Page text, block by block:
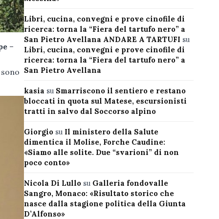
–
Libri, cucina, convegni e prove cinofile di
ricerca: torna la “Fiera del tartufo nero” a
San Pietro Avellana ANDARE A TARTUFI su
Libri, cucina, convegni e prove cinofile di
ricerca: torna la “Fiera del tartufo nero” a
San Pietro Avellana
kasia su Smarriscono il sentiero e restano
bloccati in quota sul Matese, escursionisti
tratti in salvo dal Soccorso alpino
Giorgiosu Il ministero della Salute
dimentica il Molise, Forche Caudine:
«Siamo alle solite. Due “svarioni” di non
poco conto»
Nicola Di Lullosu Galleria fondovalle
Sangro, Monaco: «Risultato storico che
nasce dalla stagione politica della Giunta
D’Alfonso»